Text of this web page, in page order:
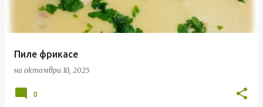
Пиле фрикасе
на октомври 10, 2025
0